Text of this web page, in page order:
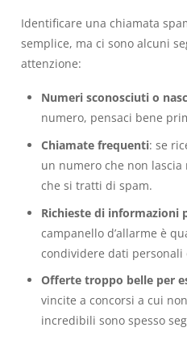
Identificare una chiamata
semplice, ma ci sono alcuni
attenzione:
Numeri sconosciuti o
numero, pensaci bene
Chiamate frequenti: se
un numero che non
che si tratti di spam.
Richieste di informazioni
campanello d’allarme è
condividere dati personali
Offerte troppo belle per
vincite a concorsi a cui
incredibili sono spesso